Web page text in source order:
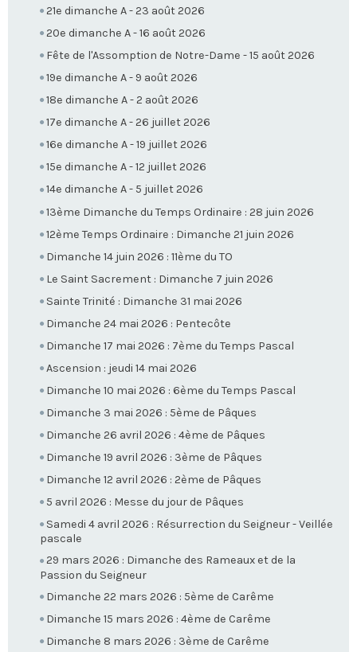
21e dimanche A - 23 août 2026
20e dimanche A - 16 août 2026
Fête de l'Assomption de Notre-Dame - 15 août 2026
19e dimanche A - 9 août 2026
18e dimanche A - 2 août 2026
17e dimanche A - 26 juillet 2026
16e dimanche A - 19 juillet 2026
15e dimanche A - 12 juillet 2026
14e dimanche A - 5 juillet 2026
13ème Dimanche du Temps Ordinaire : 28 juin 2026
12ème Temps Ordinaire : Dimanche 21 juin 2026
Dimanche 14 juin 2026 : 11ème du TO
Le Saint Sacrement : Dimanche 7 juin 2026
Sainte Trinité : Dimanche 31 mai 2026
Dimanche 24 mai 2026 : Pentecôte
Dimanche 17 mai 2026 : 7ème du Temps Pascal
Ascension : jeudi 14 mai 2026
Dimanche 10 mai 2026 : 6ème du Temps Pascal
Dimanche 3 mai 2026 : 5ème de Pâques
Dimanche 26 avril 2026 : 4ème de Pâques
Dimanche 19 avril 2026 : 3ème de Pâques
Dimanche 12 avril 2026 : 2ème de Pâques
5 avril 2026 : Messe du jour de Pâques
Samedi 4 avril 2026 : Résurrection du Seigneur - Veillée
pascale
29 mars 2026 : Dimanche des Rameaux et de la
Passion du Seigneur
Dimanche 22 mars 2026 : 5ème de Carême
Dimanche 15 mars 2026 : 4ème de Carême
Dimanche 8 mars 2026 : 3ème de Carême